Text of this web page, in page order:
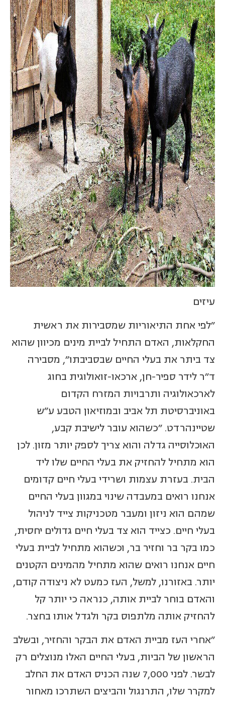
עיזים
"לפי אחת התיאוריות שמסבירות את ראשית
החקלאות, האדם התחיל לביית מינים מכיוון שהוא
צד ביתר את בעלי החיים שבסביבתו", מסבירה
ד"ר לידר ספיר-חן, ארכאו-זואולוגית בחוג
לארכאולוגיה ותרבויות המזרח הקדום
באוניברסיטת תל אביב ובמוזיאון הטבע ע"ש
שטיינהרדט. "כשהוא עובר לישיבת קבע,
האוכלוסייה גדלה והוא צריך לספק יותר מזון. לכן
הוא מתחיל להחזיק את בעלי החיים שלו ליד
הבית. בעזרת עצמות ושרידי בעלי חיים קדומים
אנחנו רואים במעבדה שינוי במגוון בעלי החיים
שמהם הוא ניזון ומעבר מטכניקות צייד לניהול
בעלי חיים. כצייד הוא צד בעלי חיים גדולים יחסית,
כמו בקר בר וחזיר בר, וכשהוא מתחיל לביית בעלי
חיים אנחנו רואים שהוא מתחיל מהמינים הקטנים
יותר. באזורנו, למשל, העז כמעט לא ניצודה קודם,
והאדם בוחר לביית אותה, כנראה כי יותר קל
להחזיק אותה מלתפוס בקר ולגדל אותו בחצר.
"אחרי העז מביית האדם את הבקר והחזיר, ובשלב
הראשון של הביות, בעלי החיים האלו מנוצלים רק
לבשר. לפני 7,000 שנה הכניס האדם את החלב
למקרר שלו, התרנגול והביצים השתרכו מאחור